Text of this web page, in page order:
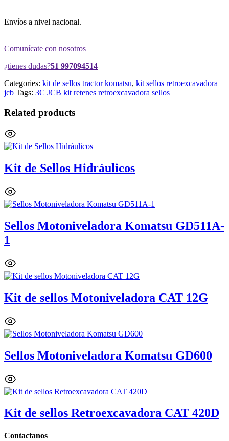
Envíos a nivel nacional.
Comunícate con nosotros
¿tienes dudas?51 997094514
Categories: kit de sellos tractor komatsu, kit sellos retroexcavadora
jcb Tags: 3C JCB kit retenes retroexcavadora sellos
Related products
Kit de Sellos Hidráulicos
Sellos Motoniveladora Komatsu GD511A-
1
Kit de sellos Motoniveladora CAT 12G
Sellos Motoniveladora Komatsu GD600
Kit de sellos Retroexcavadora CAT 420D
Contactanos